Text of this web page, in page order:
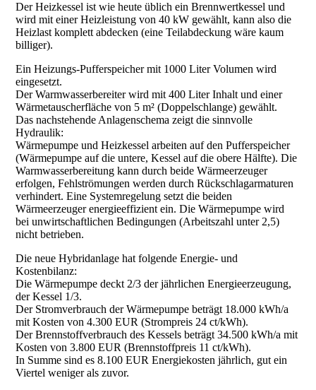
Der Heizkessel ist wie heute üblich ein Brennwertkessel und
wird mit einer Heizleistung von 40 kW gewählt, kann also die
Heizlast komplett abdecken (eine Teilabdeckung wäre kaum
billiger).
Ein Heizungs-Pufferspeicher mit 1000 Liter Volumen wird
eingesetzt.
Der Warmwasserbereiter wird mit 400 Liter Inhalt und einer
Wärmetauscherfläche von 5 m² (Doppelschlange) gewählt.
Das nachstehende Anlagenschema zeigt die sinnvolle
Hydraulik:
Wärmepumpe und Heizkessel arbeiten auf den Pufferspeicher
(Wärmepumpe auf die untere, Kessel auf die obere Hälfte). Die
Warmwasserbereitung kann durch beide Wärmeerzeuger
erfolgen, Fehlströmungen werden durch Rückschlagarmaturen
verhindert. Eine Systemregelung setzt die beiden
Wärmeerzeuger energieeffizient ein. Die Wärmepumpe wird
bei unwirtschaftlichen Bedingungen (Arbeitszahl unter 2,5)
nicht betrieben.
Die neue Hybridanlage hat folgende Energie- und
Kostenbilanz:
Die Wärmepumpe deckt 2/3 der jährlichen Energieerzeugung,
der Kessel 1/3.
Der Stromverbrauch der Wärmepumpe beträgt 18.000 kWh/a
mit Kosten von 4.300 EUR (Strompreis 24 ct/kWh).
Der Brennstoffverbrauch des Kessels beträgt 34.500 kWh/a mit
Kosten von 3.800 EUR (Brennstoffpreis 11 ct/kWh).
In Summe sind es 8.100 EUR Energiekosten jährlich, gut ein
Viertel weniger als zuvor.